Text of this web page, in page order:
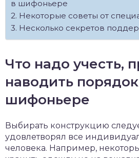
в шифоньере
Некоторые советы от
Несколько секретов
Что надо учесть,
наводить
шифоньере
Выбирать конструкцию
удовлетворял все
человека. Например,